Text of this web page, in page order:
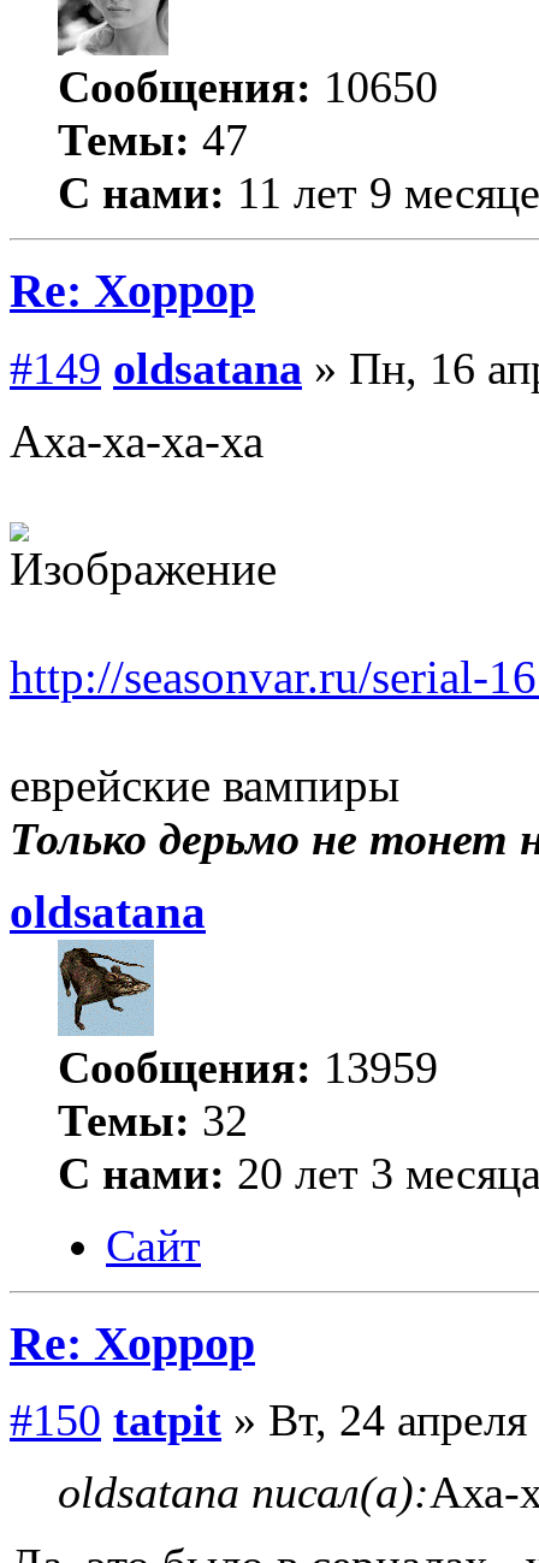
Сообщения: 10650
Темы: 47
С нами: 11 лет 9
Re: Хоррор
#149 oldsatana » Пн, 16
Аха-ха-ха-ха
http://seasonvar.ru/serial-
еврейские вампиры
Только дерьмо не тонет
oldsatana
Сообщения: 13959
Темы: 32
С нами: 20 лет 3
Сайт
Re: Хоррор
#150 tatpit » Вт, 24
oldsatana писал(а):Аха-